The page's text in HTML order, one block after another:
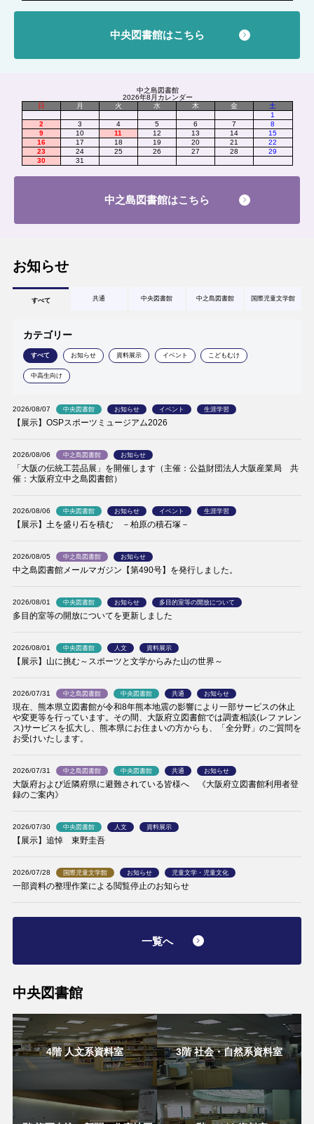
中央図書館はこちら
中之島図書館
2026年8月カレンダー
日
月 火 水 木 金
土
1
2
3 4 5 6 7
8
9
10 11 12 13 14
15
16
17 18 19 20 21
22
23
24 25 26 27 28
29
30
31
中之島図書館はこちら
お知らせ
すべて 共通 中央図書館 中之島図書館 国際児童文学館
カテゴリー
すべて お知らせ 資料展示 イベント こどもむけ
中高生向け
2026/08/07 中央図書館 お知らせ イベント 生涯学習
【展示】OSPスポーツミュージアム2026
2026/08/06 中之島図書館 お知らせ
「大阪の伝統工芸品展」を開催します（主催：公益財団法人大阪産業局 共
催：大阪府立中之島図書館）
2026/08/06 中央図書館 お知らせ イベント 生涯学習
【展示】土を盛り石を積む －柏原の積石塚－
2026/08/05 中之島図書館 お知らせ
中之島図書館メールマガジン【第490号】を発行しました。
2026/08/01 中央図書館 お知らせ 多目的室等の開放について
多目的室等の開放についてを更新しました
2026/08/01 中央図書館 人文 資料展示
【展示】山に挑む～スポーツと文学からみた山の世界～
2026/07/31 中之島図書館 中央図書館 共通 お知らせ
現在、熊本県立図書館が令和8年熊本地震の影響により一部サービスの休止
や変更等を行っています。その間、大阪府立図書館では調査相談(レファレン
ス)サービスを拡大し、熊本県にお住まいの方からも、「全分野」のご質問を
お受けいたします。
2026/07/31 中之島図書館 中央図書館 共通 お知らせ
大阪府および近隣府県に避難されている皆様へ 《大阪府立図書館利用者登
録のご案内》
2026/07/30 中央図書館 人文 資料展示
【展示】追悼 東野圭吾
2026/07/28 国際児童文学館 お知らせ 児童文学・児童文化
一部資料の整理作業による閲覧停止のお知らせ
一覧へ
中央図書館
4階 人文系資料室 3階 社会・自然系資料室